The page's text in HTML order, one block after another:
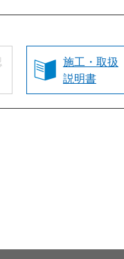
施工・取扱
説明書